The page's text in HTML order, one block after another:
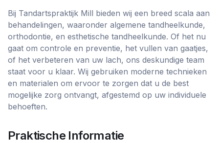
Bij Tandartspraktijk Mill bieden wij een breed scala aan
behandelingen, waaronder algemene tandheelkunde,
orthodontie, en esthetische tandheelkunde. Of het nu
gaat om controle en preventie, het vullen van gaatjes,
of het verbeteren van uw lach, ons deskundige team
staat voor u klaar. Wij gebruiken moderne technieken
en materialen om ervoor te zorgen dat u de best
mogelijke zorg ontvangt, afgestemd op uw individuele
behoeften.
Praktische Informatie